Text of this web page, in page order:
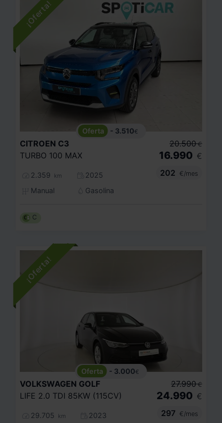
- 3.510€
CITROEN C3
TURBO 100 MAX
2.359 km
2025
Manual
Gasolina
20.500 €
16.990 €
202
€/mes
C
- 3.000€
VOLKSWAGEN GOLF
LIFE 2.0 TDI 85KW (115CV)
29.705 km
2023
27.990 €
24.990 €
297
€/mes